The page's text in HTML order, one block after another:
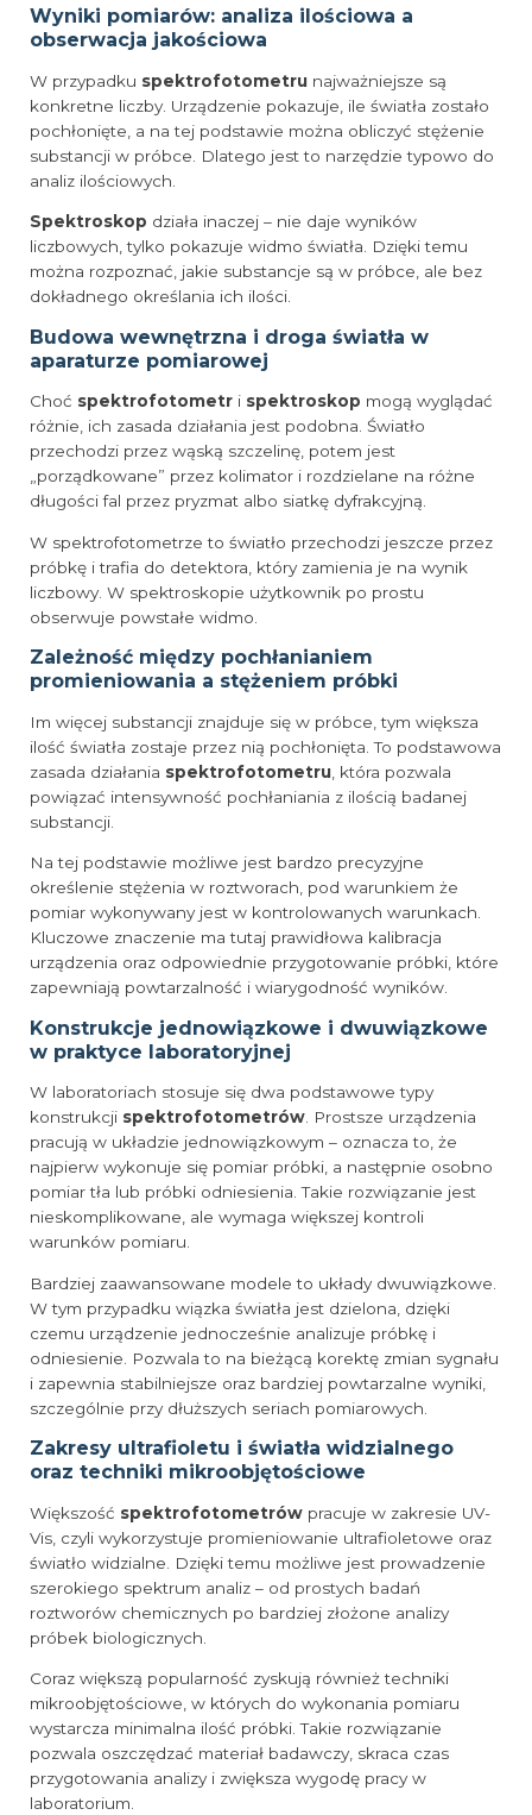
Wyniki pomiarów: analiza ilościowa a
obserwacja jakościowa
W przypadku spektrofotometru najważniejsze są
konkretne liczby. Urządzenie pokazuje, ile światła zostało
pochłonięte, a na tej podstawie można obliczyć stężenie
substancji w próbce. Dlatego jest to narzędzie typowo do
analiz ilościowych.
Spektroskop działa inaczej – nie daje wyników
liczbowych, tylko pokazuje widmo światła. Dzięki temu
można rozpoznać, jakie substancje są w próbce, ale bez
dokładnego określania ich ilości.
Budowa wewnętrzna i droga światła w
aparaturze pomiarowej
Choć spektrofotometr i spektroskop mogą wyglądać
różnie, ich zasada działania jest podobna. Światło
przechodzi przez wąską szczelinę, potem jest
„porządkowane” przez kolimator i rozdzielane na różne
długości fal przez pryzmat albo siatkę dyfrakcyjną.
W spektrofotometrze to światło przechodzi jeszcze przez
próbkę i trafia do detektora, który zamienia je na wynik
liczbowy. W spektroskopie użytkownik po prostu
obserwuje powstałe widmo.
Zależność między pochłanianiem
promieniowania a stężeniem próbki
Im więcej substancji znajduje się w próbce, tym większa
ilość światła zostaje przez nią pochłonięta. To podstawowa
zasada działania spektrofotometru , która pozwala
powiązać intensywność pochłaniania z ilością badanej
substancji.
Na tej podstawie możliwe jest bardzo precyzyjne
określenie stężenia w roztworach, pod warunkiem że
pomiar wykonywany jest w kontrolowanych warunkach.
Kluczowe znaczenie ma tutaj prawidłowa kalibracja
urządzenia oraz odpowiednie przygotowanie próbki, które
zapewniają powtarzalność i wiarygodność wyników.
Konstrukcje jednowiązkowe i dwuwiązkowe
w praktyce laboratoryjnej
W laboratoriach stosuje się dwa podstawowe typy
konstrukcji spektrofotometrów. Prostsze urządzenia
pracują w układzie jednowiązkowym – oznacza to, że
najpierw wykonuje się pomiar próbki, a następnie osobno
pomiar tła lub próbki odniesienia. Takie rozwiązanie jest
nieskomplikowane, ale wymaga większej kontroli
warunków pomiaru.
Bardziej zaawansowane modele to układy dwuwiązkowe.
W tym przypadku wiązka światła jest dzielona, dzięki
czemu urządzenie jednocześnie analizuje próbkę i
odniesienie. Pozwala to na bieżącą korektę zmian sygnału
i zapewnia stabilniejsze oraz bardziej powtarzalne wyniki,
szczególnie przy dłuższych seriach pomiarowych.
Zakresy ultrafioletu i światła widzialnego
oraz techniki mikroobjętościowe
Większość spektrofotometrów pracuje w zakresie UV-
Vis, czyli wykorzystuje promieniowanie ultrafioletowe oraz
światło widzialne. Dzięki temu możliwe jest prowadzenie
szerokiego spektrum analiz – od prostych badań
roztworów chemicznych po bardziej złożone analizy
próbek biologicznych.
Coraz większą popularność zyskują również techniki
mikroobjętościowe, w których do wykonania pomiaru
wystarcza minimalna ilość próbki. Takie rozwiązanie
pozwala oszczędzać materiał badawczy, skraca czas
przygotowania analizy i zwiększa wygodę pracy w
laboratorium.